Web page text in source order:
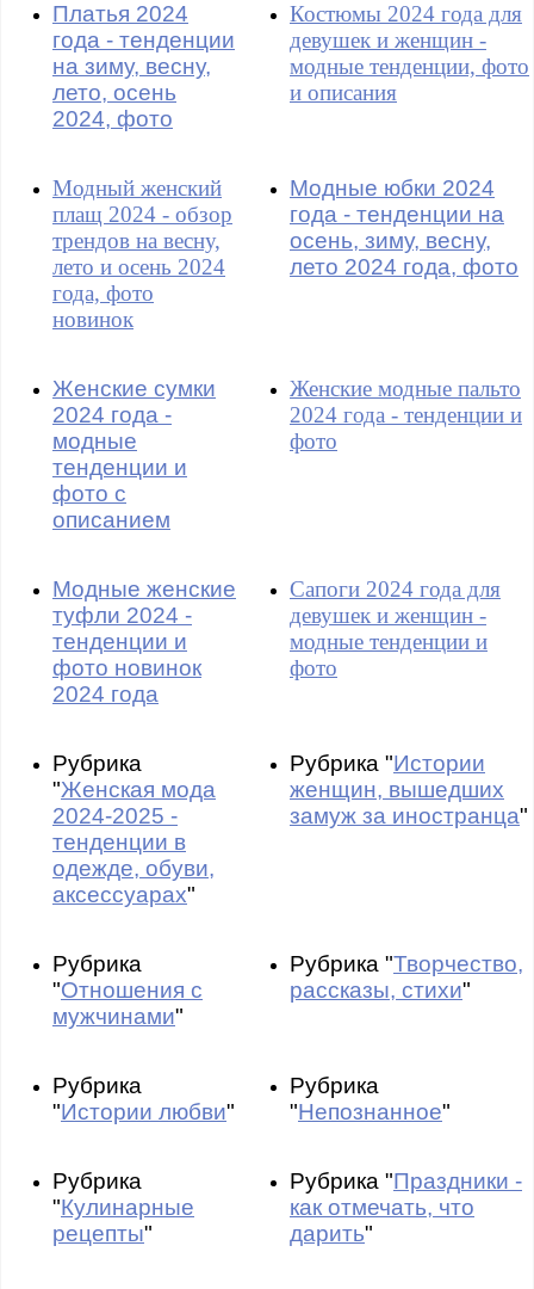
Платья 2024
года - тенденции
на зиму, весну,
лето, осень
2024, фото
Костюмы 2024 года для
девушек и женщин -
модные тенденции, фото
и описания
Модный женский
плащ 2024 - обзор
трендов на весну,
лето и осень 2024
года, фото
новинок
Модные юбки 2024
года - тенденции на
осень, зиму, весну,
лето 2024 года, фото
Женские сумки
2024 года -
модные
тенденции и
фото с
описанием
Женские модные пальто
2024 года - тенденции и
фото
Модные женские
туфли 2024 -
тенденции и
фото новинок
2024 года
Сапоги 2024 года для
девушек и женщин -
модные тенденции и
фото
Рубрика
"Женская мода
2024-2025 -
тенденции в
одежде, обуви,
аксессуарах"
Рубрика "Истории
женщин, вышедших
замуж за иностранца"
Рубрика
"Отношения с
мужчинами"
Рубрика "Творчество,
рассказы, стихи"
Рубрика
"Истории любви"
Рубрика
"Непознанное"
Рубрика
"Кулинарные
рецепты"
Рубрика "Праздники -
как отмечать, что
дарить"